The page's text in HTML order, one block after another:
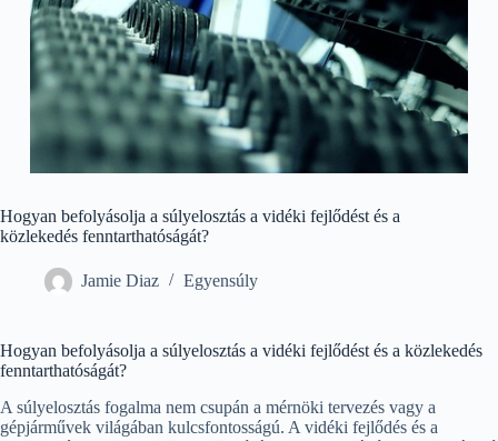
Hogyan befolyásolja a súlyelosztás a vidéki fejlődést és a
közlekedés fenntarthatóságát?
Jamie Diaz Egyensúly
Hogyan befolyásolja a súlyelosztás a vidéki fejlődést és a közlekedés
fenntarthatóságát?
A súlyelosztás fogalma nem csupán a mérnöki tervezés vagy a
gépjárművek világában kulcsfontosságú. A vidéki fejlődés és a